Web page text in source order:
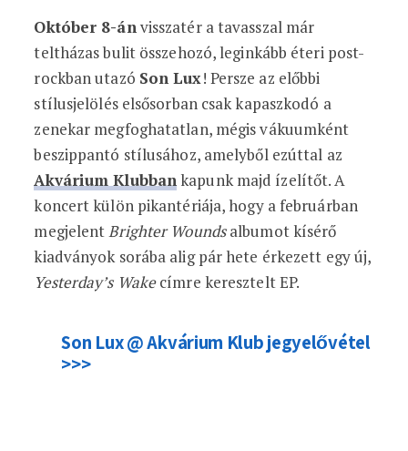
Október 8-ánvisszatér a tavasszal már
teltházas bulit összehozó, leginkább éteri post-
rockban utazó Son Lux! Persze az előbbi
stílusjelölés elsősorban csak kapaszkodó a
zenekar megfoghatatlan, mégis vákuumként
beszippantó stílusához, amelyből ezúttal az
Akvárium Klubbankapunk majd ízelítőt. A
koncert külön pikantériája, hogy a februárban
megjelentBrighter Woundsalbumot kísérő
kiadványok sorába alig pár hete érkezett egy új,
Yesterday’s Wakecímre keresztelt EP.
Son Lux @ Akvárium Klub jegyelővétel
>>>